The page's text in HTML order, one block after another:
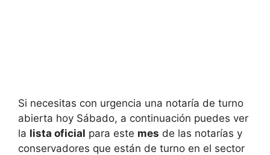
Si necesitas con urgencia una notaría de turno
abierta hoy Sábado, a continuación puedes ver
la lista oficial para este mes de las notarías y
conservadores que están de turno en el sector